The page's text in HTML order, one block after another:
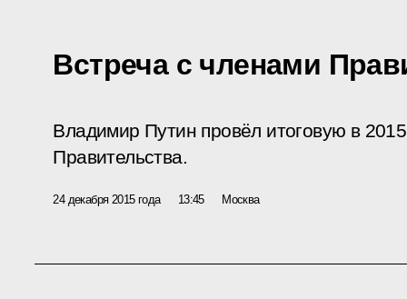
Встреча с членами
Владимир Путин провёл итоговую в
Правительства.
24 декабря 2015 года 13:45 Москва